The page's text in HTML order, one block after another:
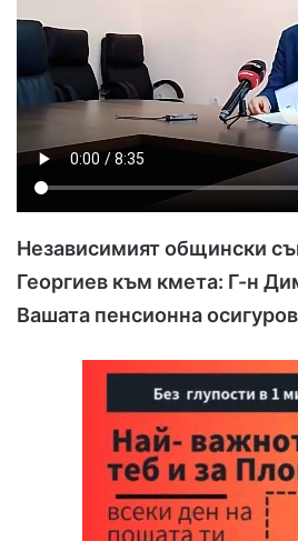
Независимият общински
Георгиев към кмета: Г-н
Вашата пенсионна